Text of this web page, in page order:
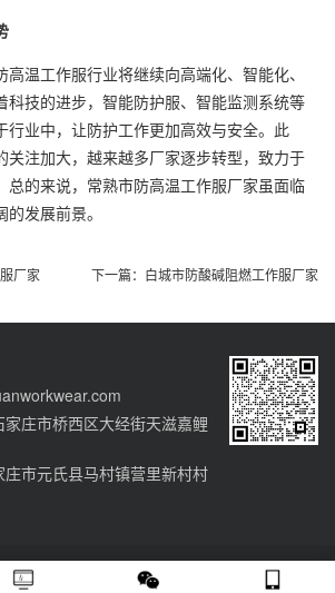
温工作服行业将继续向高端化、智能化、
科技的进步，智能防护服、智能监测系统等
行业中，让防护工作更加高效与安全。此
关注加大，越来越多厂家逐步转型，致力于
总的来说，常熟市防高温工作服厂家虽面临
发展前景。
厂家 下一篇： 白城市防酸碱阻燃工作服厂家
庄市桥西区大经街天滋嘉鲤
市元氏县马村镇营里新村村
海源劳保有限公司所有 网站备案号：
冀ICP备